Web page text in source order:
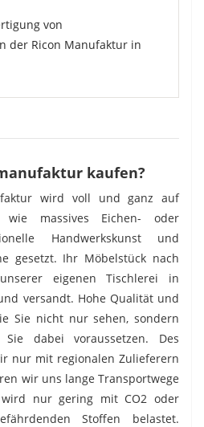
kaufen?
wird voll und ganz auf
wie massives Eichen- oder
Handwerkskunst und
gesetzt. Ihr Möbelstück nach
eigenen Tischlerei in
versandt. Hohe Qualität und
Sie nicht nur sehen, sondern
dabei voraussetzen. Des
nur mit regionalen Zulieferern
wir uns lange Transportwege
nur gering mit CO2 oder
Stoffen belastet.